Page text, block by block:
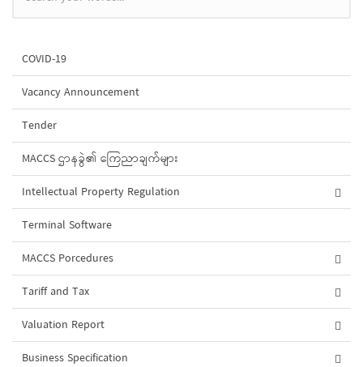
COVID-19
Vacancy Announcement
Tender
MACCS ဌာနခွဲ၏ ကြေညာချက်များ
Intellectual Property Regulation
Terminal Software
MACCS Porcedures
Tariff and Tax
Valuation Report
Business Specification